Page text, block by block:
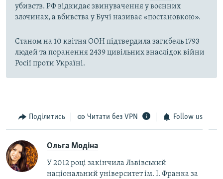
убивств. РФ відкидає звинувачення у воєнних
злочинах, а вбивства у Бучі називає «постановкою».
Станом на 10 квітня ООН підтвердила загибель 1793
людей та поранення 2439 цивільних внаслідок війни
Росії проти Україні.
Поділитись Читати без VPN Follow us
Ольга Модіна
У 2012 році закінчила Львівський
національний університет ім. І. Франка за